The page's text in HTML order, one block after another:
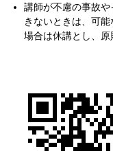
講師が不慮の事故
きないときは、可
場合は休講とし、原